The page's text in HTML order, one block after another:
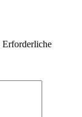
Erforderliche